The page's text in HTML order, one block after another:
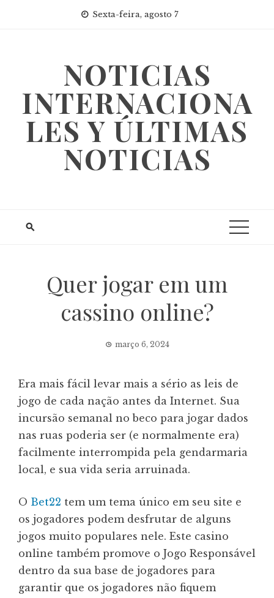
Sexta-feira, agosto 7
NOTICIAS
INTERNACIONA
LES Y ÚLTIMAS
NOTICIAS
Quer jogar em um
cassino online?
março 6, 2024
Era mais fácil levar mais a sério as leis de
jogo de cada nação antes da Internet. Sua
incursão semanal no beco para jogar dados
nas ruas poderia ser (e normalmente era)
facilmente interrompida pela gendarmaria
local, e sua vida seria arruinada.
O Bet22 tem um tema único em seu site e
os jogadores podem desfrutar de alguns
jogos muito populares nele. Este casino
online também promove o Jogo Responsável
dentro da sua base de jogadores para
garantir que os jogadores não fiquem